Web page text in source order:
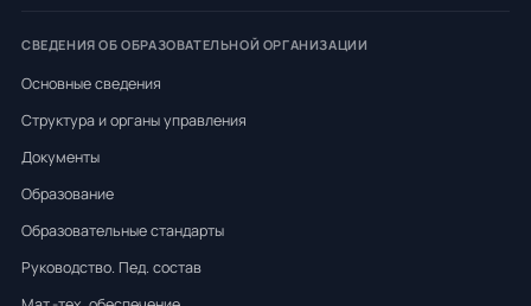
СВЕДЕНИЯ ОБ ОБРАЗОВАТЕЛЬНОЙ ОРГАНИЗАЦИИ
Основные сведения
Структура и органы управления
Документы
Образование
Образовательные стандарты
Руководство. Пед. состав